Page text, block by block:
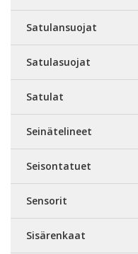
Satulansuojat
Satulasuojat
Satulat
Seinätelineet
Seisontatuet
Sensorit
Sisärenkaat